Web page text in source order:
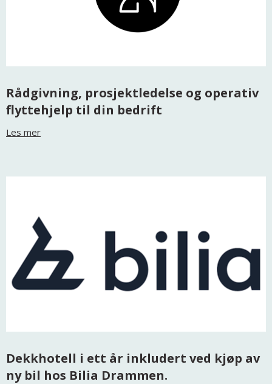
Rådgivning, prosjektledelse og operativ
flyttehjelp til din bedrift
Les mer
Dekkhotell i ett år inkludert ved kjøp av
ny bil hos Bilia Drammen.